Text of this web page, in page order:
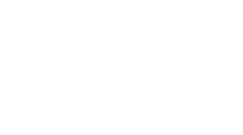
(Griff-)Sicherheit: So
studiert oder auch nur